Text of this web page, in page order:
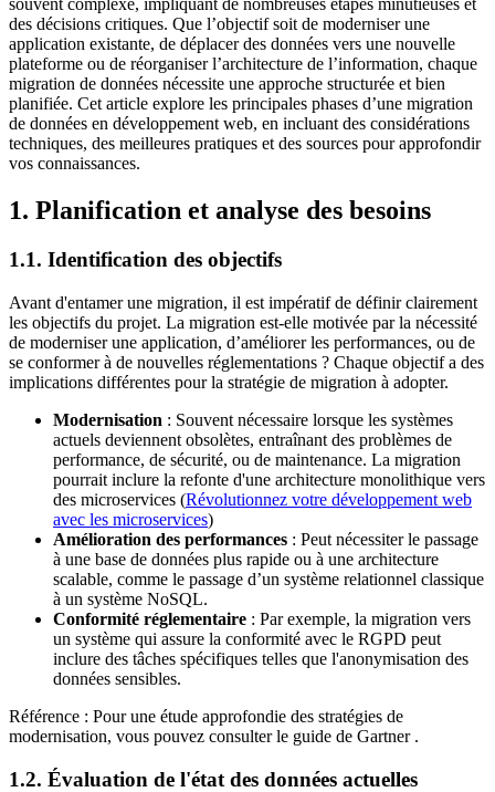
souvent complexe, impliquant de nombreuses étapes minutieuses et
des décisions critiques. Que l’objectif soit de moderniser une
application existante, de déplacer des données vers une nouvelle
plateforme ou de réorganiser l’architecture de l’information, chaque
migration de données nécessite une approche structurée et bien
planifiée. Cet article explore les principales phases d’une migration
de données en développement web, en incluant des considérations
techniques, des meilleures pratiques et des sources pour approfondir
vos connaissances.
1. Planification et analyse des besoins
1.1. Identification des objectifs
Avant d'entamer une migration, il est impératif de définir clairement
les objectifs du projet. La migration est-elle motivée par la nécessité
de moderniser une application, d’améliorer les performances, ou de
se conformer à de nouvelles réglementations ? Chaque objectif a des
implications différentes pour la stratégie de migration à adopter.
Modernisation : Souvent nécessaire lorsque les systèmes
actuels deviennent obsolètes, entraînant des problèmes de
performance, de sécurité, ou de maintenance. La migration
pourrait inclure la refonte d'une architecture monolithique vers
des microservices (Révolutionnez votre développement web
avec les microservices)
Amélioration des performances : Peut nécessiter le passage
à une base de données plus rapide ou à une architecture
scalable, comme le passage d’un système relationnel classique
à un système NoSQL.
Conformité réglementaire : Par exemple, la migration vers
un système qui assure la conformité avec le RGPD peut
inclure des tâches spécifiques telles que l'anonymisation des
données sensibles.
Référence : Pour une étude approfondie des stratégies de
modernisation, vous pouvez consulter le guide de Gartner .
1.2. Évaluation de l'état des données actuelles